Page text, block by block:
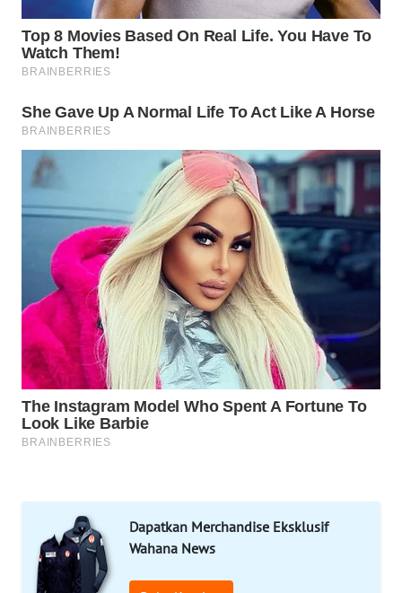
Dapatkan Merchandise Eksklusif
Wahana News
MASYARAKAT
KELISTRIKAN
WALINKI
ID
MARTABAT
PLN
WATCH
MKLI
LPKKI
LKKI
PORTAL
KONSUMEN